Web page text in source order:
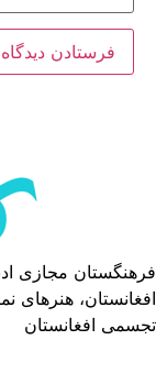
فرهنگستان مجازی
افغانستان، هنرهای
تجسمی افغانستان